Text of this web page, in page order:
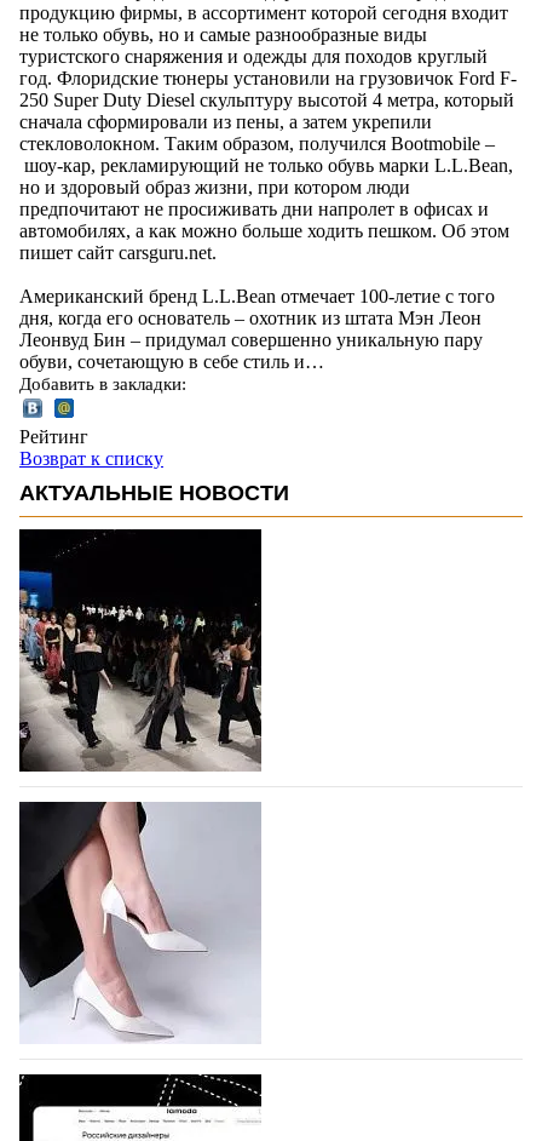
продукцию фирмы, в ассортимент которой сегодня входит
не только обувь, но и самые разнообразные виды
туристского снаряжения и одежды для походов круглый
год. Флоридские тюнеры установили на грузовичок Ford F-
250 Super Duty Diesel скульптуру высотой 4 метра, который
сначала сформировали из пены, а затем укрепили
стекловолокном. Таким образом, получился Bootmobile –
шоу-кар, рекламирующий не только обувь марки L.L.Bean,
но и здоровый образ жизни, при котором люди
предпочитают не просиживать дни напролет в офисах и
автомобилях, а как можно больше ходить пешком. Об этом
пишет сайт carsguru.net.
Американский бренд L.L.Bean отмечает 100-летие с того
дня, когда его основатель – охотник из штата Мэн Леон
Леонвуд Бин – придумал совершенно уникальную пару
обуви, сочетающую в себе стиль и…
Добавить в закладки:
Рейтинг
Возврат к списку
АКТУАЛЬНЫЕ НОВОСТИ
На участие в Московской неделе моды
подано 1047 заявок
На участие в седьмой Московской неделе моды,
которая пройдет в российской столице с 26 сентября
по 1 октября, уже подано 1047 заявок. Примерно
половину из них (494) прислали дизайнеры,
коллекции которых не были представлены в…
07.08.2026 667
BALLINA представит свои новинки на Euro
Shoes